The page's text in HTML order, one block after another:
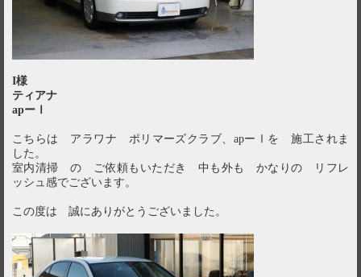
I様
ティアナ
apーⅠ
こちらは アラワナ ポリマーズクラブ、apーⅠを 施工されま
した。
室内清掃 の ご依頼もいただき 中も外も かなりの リフレ
ッシュ感でございます。
この度は 誠にありがとうございました。